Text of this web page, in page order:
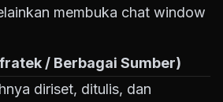
membuka chat window
/ Berbagai Sumber)
diriset, ditulis, dan